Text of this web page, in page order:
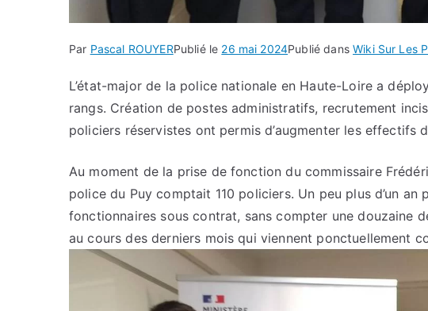
Par Pascal ROUYERPublié le 26 mai 2024Publié dansWiki Sur Les
L’état-major de la police nationale en Haute-Loire a
rangs. Création de postes administratifs, recrutement
policiers réservistes ont permis d’augmenter les effectifs
Au moment de la prise de fonction du commissaire
police du Puy comptait 110 policiers. Un peu plus d’un
fonctionnaires sous contrat, sans compter une douzaine
au cours des derniers mois qui viennent ponctuellement